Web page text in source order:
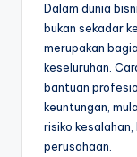
Dalam dunia
bukan sekadar
merupakan
keseluruhan.
bantuan
keuntungan,
risiko
perusahaan.